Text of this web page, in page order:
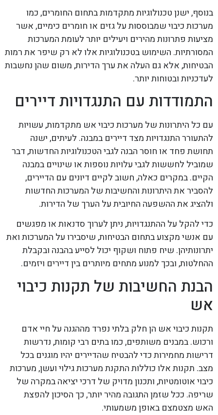
בנוסף, ישנן טכנולוגיות מתקדמות בתחום החומרים, כמו
מערכות כיבוי שמבוססות על גזים או חומרים כימיים, אשר
מציעות פתרונות מהירים ויעילים יותר לעומת המערכות
המסורתיות. השימוש בטכנולוגיות אלו לא רק שיפר את רמות
הבטיחות, אלא גם העלה את ערך הדירות, משום שהן נחשבות
לעדכניות ובטוחות יותר.
התמודדות עם התנגדויות דיירים
עם כל היתרונות של מערכות כיבוי אש מתקדמות, עשויות
להתעורר התנגדויות מצד דיירים במבנה. לעיתים, ישנה
תחושת פחד או חוסר הבנה לגבי הטכנולוגיות החדשות, דבר
שמוביל לחששות לגבי עלויות נוספות או שינויים במבנה
הקיים. במקרים כאלה, חשוב לקיים דיונים עם הדיירים,
להסביר את היתרונות והחשיבות של המערכות החדשות
ולהציג את ההשפעה החיובית על הערך של הדירות.
כדי להקל על ההתנגדויות, ניתן לערוך סדנאות או מפגשים
עם אנשי מקצוע בתחום הבטיחות, שיסבירו על המערכות ואת
יתרונותיהן. שיח פתוח ושקוף יכול לסייע בהבנה ובקבלת
ההחלטות, ובכך למנוע מתחים מיותרים בין דיירים ויזמים.
הבנת החשיבות של תקנות כיבוי
אש
תקנות כיבוי אש הן חלק בלתי נפרד מההגנה על חיי אדם
ורכוש. במבנים משותפים, כמו בתים רבי קומות, נדרשות
דרישות מחמירות כדי להבטיח שהדיירים יהיו מוגנים בכל
מצב. תקנות אלו כוללות התקנת מערכות גילוי ועשן, מערכות
כיבוי אוטומטיות, ותכנון מדויק של דרכי יציאה במקרה של
שריפה. ככל שזמן התגובה מהיר יותר, כך הסיכון להפצת
האש מצטמצם באופן משמעותי.